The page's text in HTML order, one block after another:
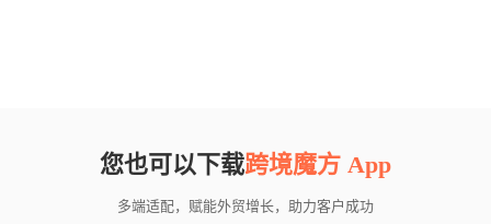
您也可以下载跨境魔方 App
多端适配，赋能外贸增长，助力客户成功